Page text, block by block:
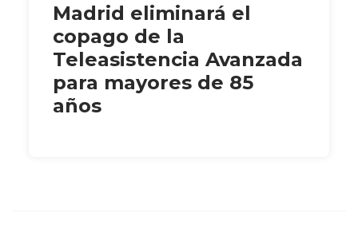
Madrid eliminará el
copago de la
Teleasistencia Avanzada
para mayores de 85
años